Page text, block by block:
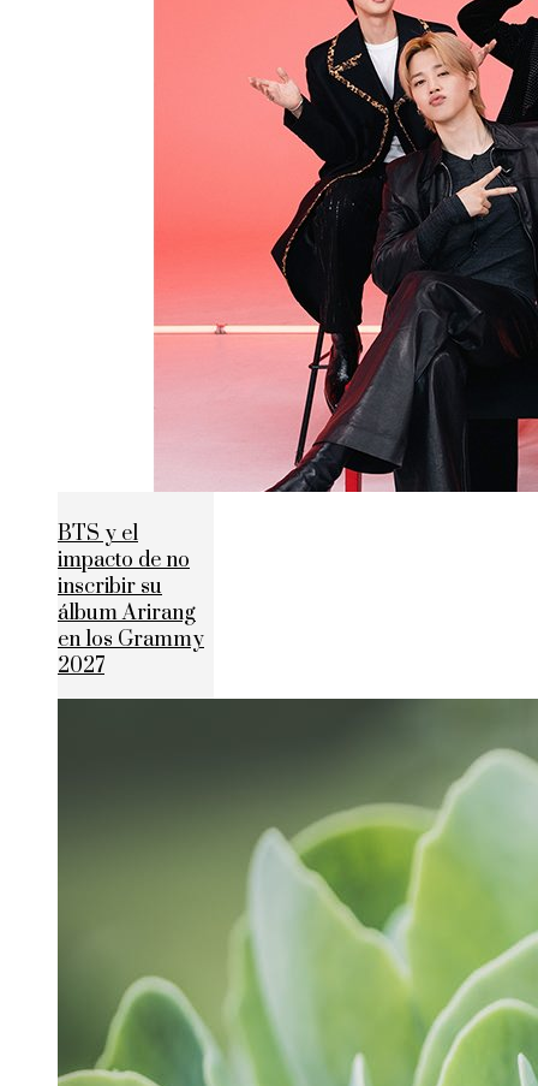
BTS y el
impacto de no
inscribir su
álbum Arirang
en los Grammy
2027